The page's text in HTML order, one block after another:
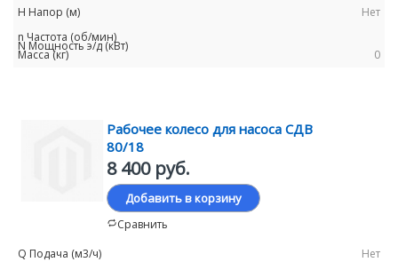
Нет
0
Рабочее колесо для насоса СДВ
80/18
8 400 руб.
Добавить в корзину
Сравнить
Нет